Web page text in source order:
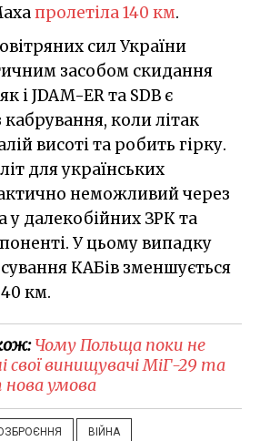
пролетіла 140 км.
сил України
засобом скидання
і JDAM-ER та SDB є
коли літак
висоті та робить гірку.
для українських
неможливий через
у далекобійних ЗРК та
У цьому випадку
КАБів зменшується
км.
Чому Польща поки не
свої винищувачі МіГ-29 та
нова умова
ВІЙНА